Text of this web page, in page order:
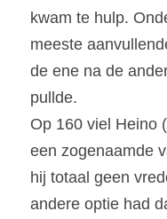
kwam te hulp.
meeste
de ene na de
pullde.
Op 160 viel Heino
een zogenaamde
hij totaal geen
andere optie had